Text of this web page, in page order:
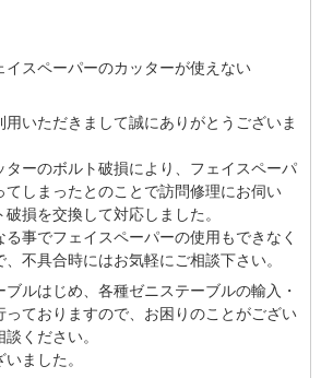
イスペーパーのカッターが使えない
用いただきまして誠にありがとうございま
ターのボルト破損により、フェイスペーパ
てしまったとのことで訪問修理にお伺い
損を交換して対応しました。
事でフェイスペーパーの使用もできなく
不具合時にはお気軽にご相談下さい。
ルはじめ、各種ゼニステーブルの輸入・
っておりますので、お困りのことがござい
ください。
ました。